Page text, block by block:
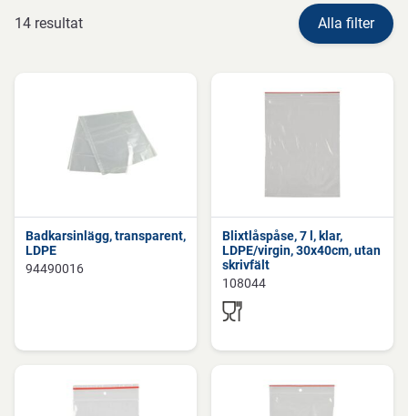
14 resultat Alla filter
Badkarsinlägg, transparent,
LDPE
94490016
Blixtlåspåse, 7 l, klar,
LDPE/virgin, 30x40cm, utan
skrivfält
108044